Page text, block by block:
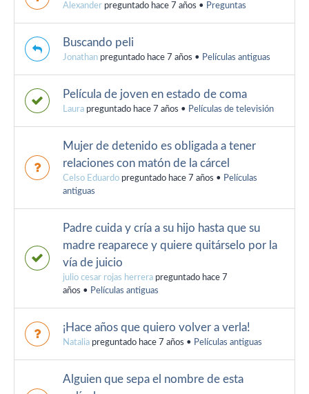
Alexander preguntado hace 7 años • Preguntas
Buscando peli
Jonathan preguntado hace 7 años • Películas antiguas
Película de joven en estado de coma
Laura preguntado hace 7 años • Películas de televisión
Mujer de detenido es obligada a tener
relaciones con matón de la cárcel
Celso Eduardo preguntado hace 7 años • Películas
antiguas
Padre cuida y cría a su hijo hasta que su
madre reaparece y quiere quitárselo por la
vía de juicio
julio cesar rojas herrera preguntado hace 7
años • Películas antiguas
¡Hace años que quiero volver a verla!
Natalia preguntado hace 7 años • Películas antiguas
Alguien que sepa el nombre de esta